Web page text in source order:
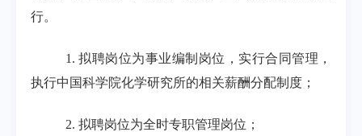
行。
1.拟聘岗位为事业编制岗位，实行合同管理，
执行中国科学院化学研究所的相关薪酬分配制度；
2. 拟聘岗位为全时专职管理岗位；